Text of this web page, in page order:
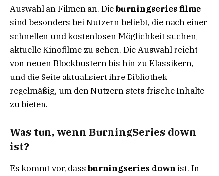
Auswahl an Filmen an. Dieburningseries filme
sind besonders bei Nutzern beliebt, die nach einer
schnellen und kostenlosen Möglichkeit suchen,
aktuelle Kinofilme zu sehen. Die Auswahl reicht
von neuen Blockbustern bis hin zu Klassikern,
und die Seite aktualisiert ihre Bibliothek
regelmäßig, um den Nutzern stets frische Inhalte
zu bieten.
Was tun, wenn BurningSeries down
ist?
Es kommt vor, dass burningseries down ist. In